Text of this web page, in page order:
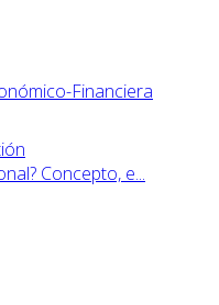
Financiera
Concepto, e...